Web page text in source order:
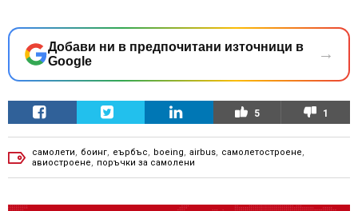
Добави ни в предпочитани източници в
Google
→
5 1
самолети боинг еърбъс boeing airbus самолетостроене
авиостроене
поръчки за самолени